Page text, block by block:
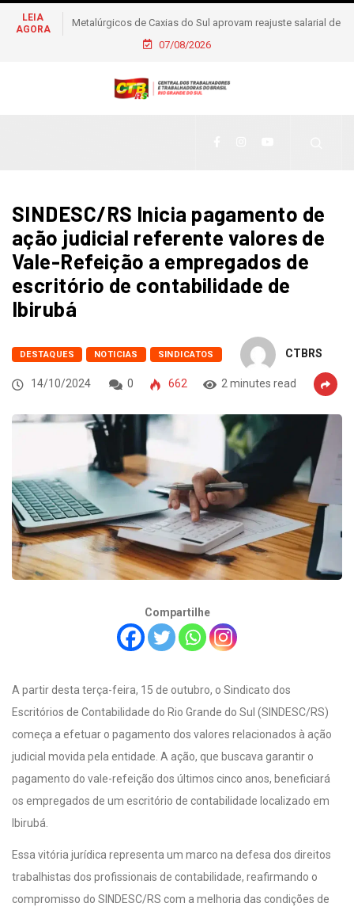
LEIA
AGORA
Metalúrgicos de Caxias do Sul aprovam reajuste salarial de
6% e piso de R$ 2,5 mil
07/08/2026
SINDESC/RS Inicia pagamento de
ação judicial referente valores de
Vale-Refeição a empregados de
escritório de contabilidade de
Ibirubá
DESTAQUES NOTICIAS SINDICATOS CTBRS
14/10/2024 0 662 2 minutes read
Compartilhe
A partir desta terça-feira, 15 de outubro, o Sindicato dos
Escritórios de Contabilidade do Rio Grande do Sul (SINDESC/RS)
começa a efetuar o pagamento dos valores relacionados à ação
judicial movida pela entidade. A ação, que buscava garantir o
pagamento do vale-refeição dos últimos cinco anos, beneficiará
os empregados de um escritório de contabilidade localizado em
Ibirubá.
Essa vitória jurídica representa um marco na defesa dos direitos
trabalhistas dos profissionais de contabilidade, reafirmando o
compromisso do SINDESC/RS com a melhoria das condições de